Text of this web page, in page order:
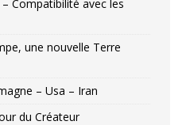
Compatibilité avec les
une nouvelle Terre
– Usa – Iran
du Créateur